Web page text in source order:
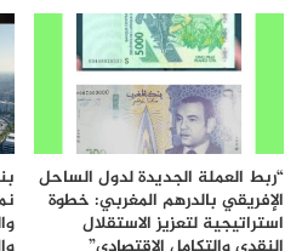
“ربط العملة الجديدة لدول الساحل
الإفريقي بالدرهم المغربي: خطوة
استراتيجية لتعزيز الاستقلال